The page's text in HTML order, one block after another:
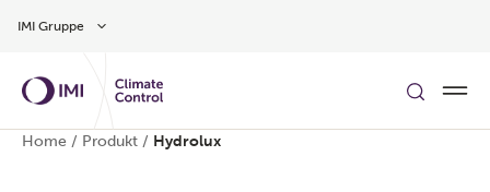
IMI Gruppe
Home / Produkt / Hydrolux